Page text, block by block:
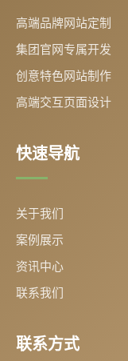
高端品牌网站定制
集团官网专属开发
创意特色网站制作
高端交互页面设计
快速导航
关于我们
案例展示
资讯中心
联系我们
联系方式